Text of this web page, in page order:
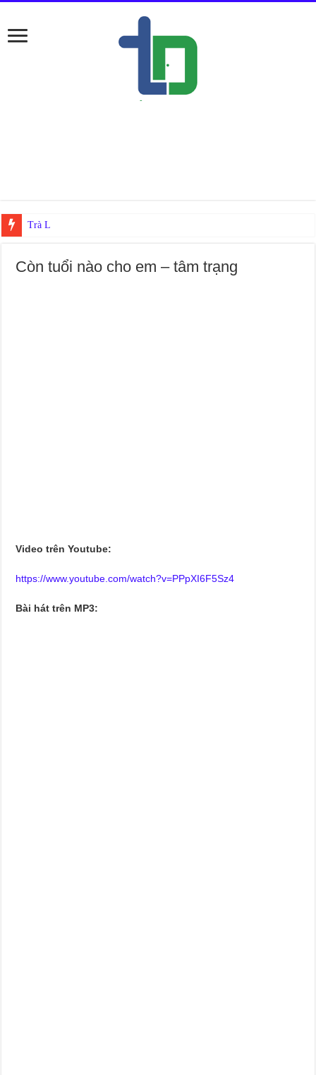
Trà Leptin Teatox giảm cân có hiệu quả khôn
Còn tuổi nào cho em – tâm trạng
Video trên Youtube:
https://www.youtube.com/watch?v=PPpXI6F5Sz4
Bài hát trên MP3: